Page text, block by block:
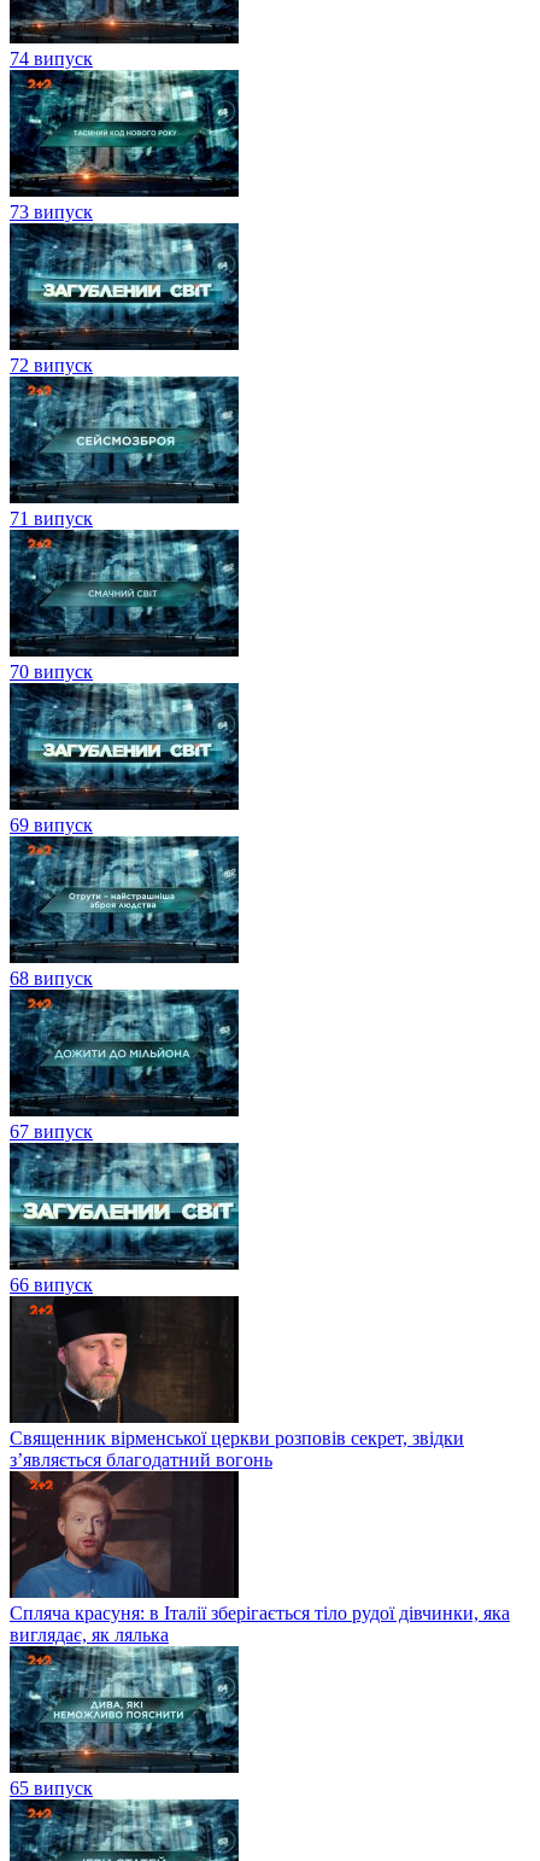
74 випуск
73 випуск
72 випуск
71 випуск
70 випуск
69 випуск
68 випуск
67 випуск
66 випуск
Священник вірменської церкви розповів секрет, звідки
з’являється благодатний вогонь
Спляча красуня: в Італії зберігається тіло рудої дівчинки, яка
виглядає, як лялька
65 випуск